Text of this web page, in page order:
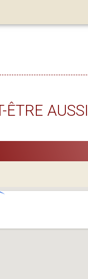
ÊTRE